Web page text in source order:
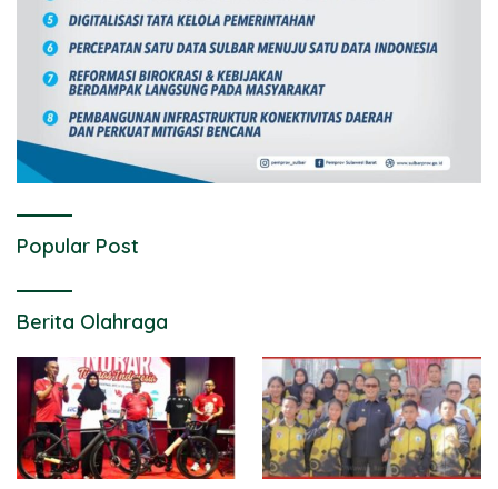
Popular Post
Berita Olahraga